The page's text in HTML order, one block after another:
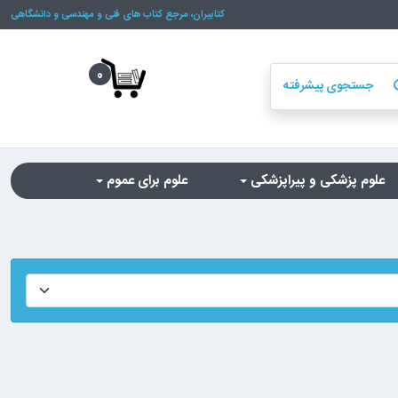
کتابیران، مرجع کتاب های فنی و مهندسی و دانشگاهی
جستجوی پیشرفته
0
علوم پزشکی و پیراپزشکی علوم برای عموم